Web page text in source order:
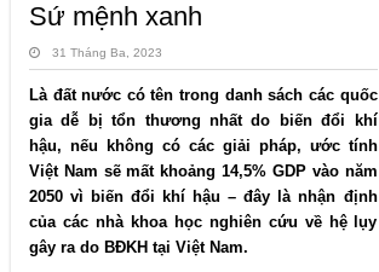
Sứ mệnh xanh
31 Tháng Ba, 2023
Là đất nước có tên trong danh sách các quốc
gia dễ bị tổn thương nhất do biến đổi khí
hậu, nếu không có các giải pháp, ước tính
Việt Nam sẽ mất khoảng 14,5% GDP vào năm
2050 vì biến đổi khí hậu – đây là nhận định
của các nhà khoa học nghiên cứu về hệ lụy
gây ra do BĐKH tại Việt Nam.